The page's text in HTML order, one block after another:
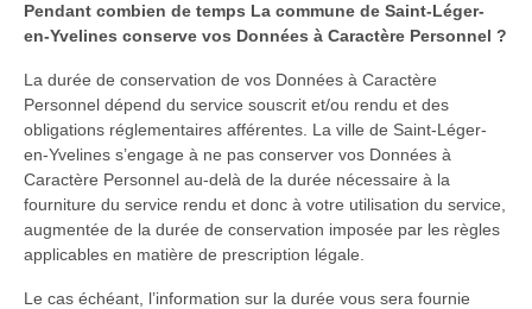
Pendant combien de temps La commune de Saint-Léger-
en-Yvelines conserve vos Données à Caractère Personnel ?
La durée de conservation de vos Données à Caractère
Personnel dépend du service souscrit et/ou rendu et des
obligations réglementaires afférentes. La ville de Saint-Léger-
en-Yvelines s’engage à ne pas conserver vos Données à
Caractère Personnel au-delà de la durée nécessaire à la
fourniture du service rendu et donc à votre utilisation du service,
augmentée de la durée de conservation imposée par les règles
applicables en matière de prescription légale.
Le cas échéant, l’information sur la durée vous sera fournie